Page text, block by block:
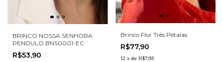
BRINCO NOSSA SENHORA
PENDULO BNS0001-EC
R$53,90
Brinco Flor Três Pétalas
R$77,90
12 x de R$7,93